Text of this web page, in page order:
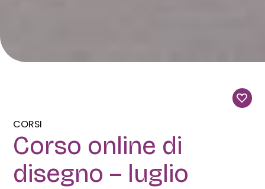
CORSI
Corso online di
disegno – luglio